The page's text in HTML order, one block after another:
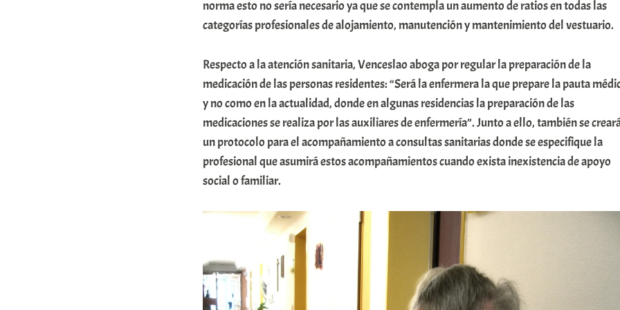
norma esto no sería necesario ya que se contempla un aumento de ratios en todas las
categorías profesionales de alojamiento, manutención y mantenimiento del vestuario.
Respecto a la atención sanitaria, Venceslao aboga por regular la preparación de la
medicación de las personas residentes: “Será la enfermera la que prepare la pauta
y no como en la actualidad, donde en algunas residencias la preparación de las
medicaciones se realiza por las auxiliares de enfermería”. Junto a ello, también se
un protocolo para el acompañamiento a consultas sanitarias donde se especifique la
profesional que asumirá estos acompañamientos cuando exista inexistencia de apoyo
social o familiar.